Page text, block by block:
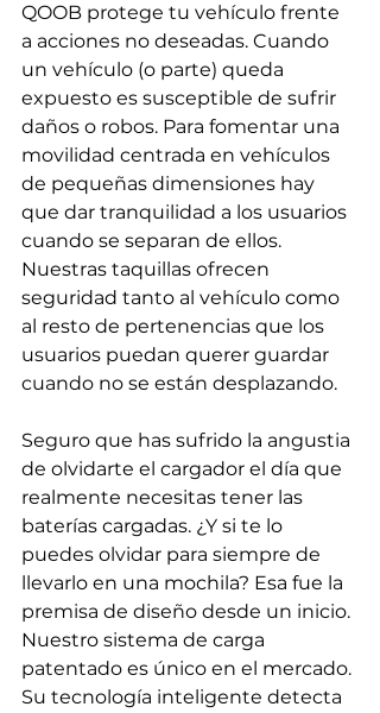
QOOB protege tu vehículo frente
a acciones no deseadas. Cuando
un vehículo (o parte) queda
expuesto es susceptible de sufrir
daños o robos. Para fomentar una
movilidad centrada en vehículos
de pequeñas dimensiones hay
que dar tranquilidad a los usuarios
cuando se separan de ellos.
Nuestras taquillas ofrecen
seguridad tanto al vehículo como
al resto de pertenencias que los
usuarios puedan querer guardar
cuando no se están desplazando.
Seguro que has sufrido la angustia
de olvidarte el cargador el día que
realmente necesitas tener las
baterías cargadas. ¿Y si te lo
puedes olvidar para siempre de
llevarlo en una mochila? Esa fue la
premisa de diseño desde un inicio.
Nuestro sistema de carga
patentado es único en el mercado.
Su tecnología inteligente detecta